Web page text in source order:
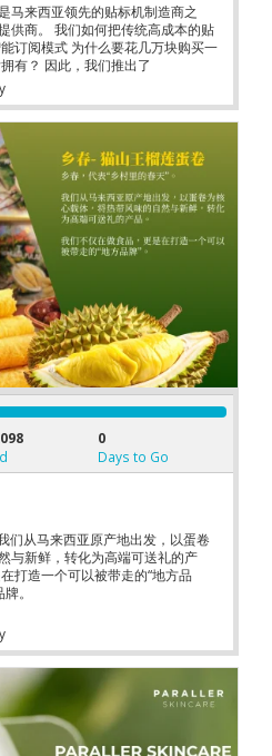
马来西亚领先的贴标机制造商之
供商。 我们如何把传统高成本的贴
订阅模式 为什么要花几万块购买一
有？ 因此，我们推出了
贴标即服务模式。 通过这个模
）， 即可使用我们的设备。 我
完整的解决方案： 机器 + 服务 + 标
计算系统。 我们整合上游资源，
快速消费品生态系统。 用得越多，
次灵活调整。 当采购量达到门槛
关包装材料， 租金即可低至 RM1。
是卖机器。 我们正在改变整个制造
“高成本”，走向“低门槛” 这不仅是
而现在， 我们已经准备好，迈向更
0
Days to Go
们从马来西亚原产地出发，以蛋卷
与新鲜，转化为高端可送礼的产
打造一个可以被带走的“地方品
。